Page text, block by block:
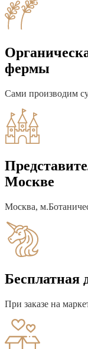
фермы
Сами производим
Москве
Москва,
Бесплатная
При заказе на